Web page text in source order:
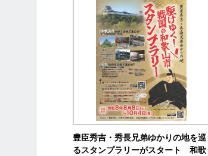
豊臣秀吉・秀長兄弟ゆかりの地を巡
るスタンプラリーがスタート 和歌